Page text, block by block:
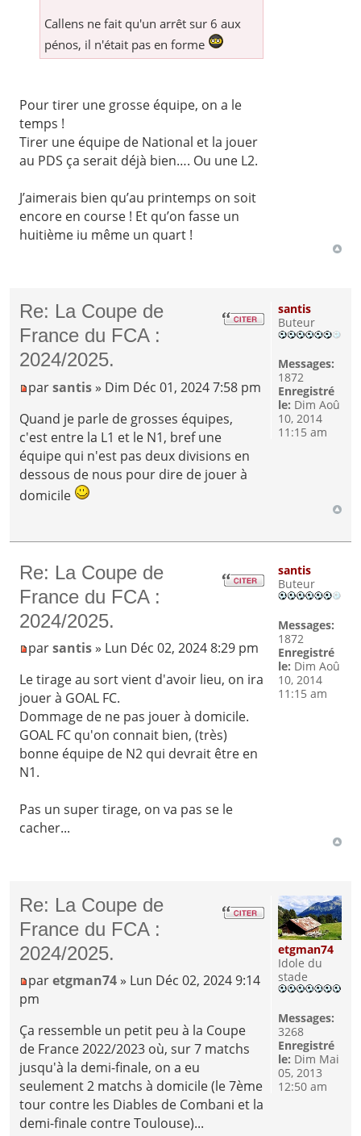
Callens ne fait qu'un arrêt sur 6 aux
pénos, il n'était pas en forme
Pour tirer une grosse équipe, on a le
temps !
Tirer une équipe de National et la jouer
au PDS ça serait déjà bien…. Ou une L2.
J’aimerais bien qu’au printemps on soit
encore en course ! Et qu’on fasse un
huitième iu même un quart !
Re: La Coupe de
France du FCA :
2024/2025.
parsantis » Dim Déc 01, 2024 7:58 pm
Quand je parle de grosses équipes,
c'est entre la L1 et le N1, bref une
équipe qui n'est pas deux divisions en
dessous de nous pour dire de jouer à
domicile
santis
Buteur
Messages:
1872
Enregistré
le: Dim Aoû
10, 2014
11:15 am
Re: La Coupe de
France du FCA :
2024/2025.
parsantis» Lun Déc 02, 2024 8:29 pm
Le tirage au sort vient d'avoir lieu, on ira
jouer à GOAL FC.
Dommage de ne pas jouer à domicile.
GOAL FC qu'on connait bien, (très)
bonne équipe de N2 qui devrait être en
N1.
Pas un super tirage, on va pas se le
cacher...
santis
Buteur
Messages:
1872
Enregistré
le: Dim Aoû
10, 2014
11:15 am
Re: La Coupe de
France du FCA :
2024/2025.
paretgman74 » Lun Déc 02, 2024 9:14
pm
Ça ressemble un petit peu à la Coupe
de France 2022/2023 où, sur 7 matchs
jusqu'à la demi-finale, on a eu
seulement 2 matchs à domicile (le 7ème
tour contre les Diables de Combani et la
demi-finale contre Toulouse)...
etgman74
Idole du
stade
Messages:
3268
Enregistré
le: Dim Mai
05, 2013
12:50 am